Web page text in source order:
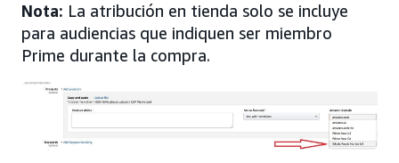
Nota: La atribución en tienda solo se incluye
para audiencias que indiquen ser miembro
Prime durante la compra.